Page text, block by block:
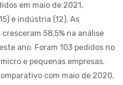
em maio de 2021,
e indústria (12). As
58,5% na análise
ano. Foram 103 pedidos no
e pequenas empresas.
com maio de 2020,